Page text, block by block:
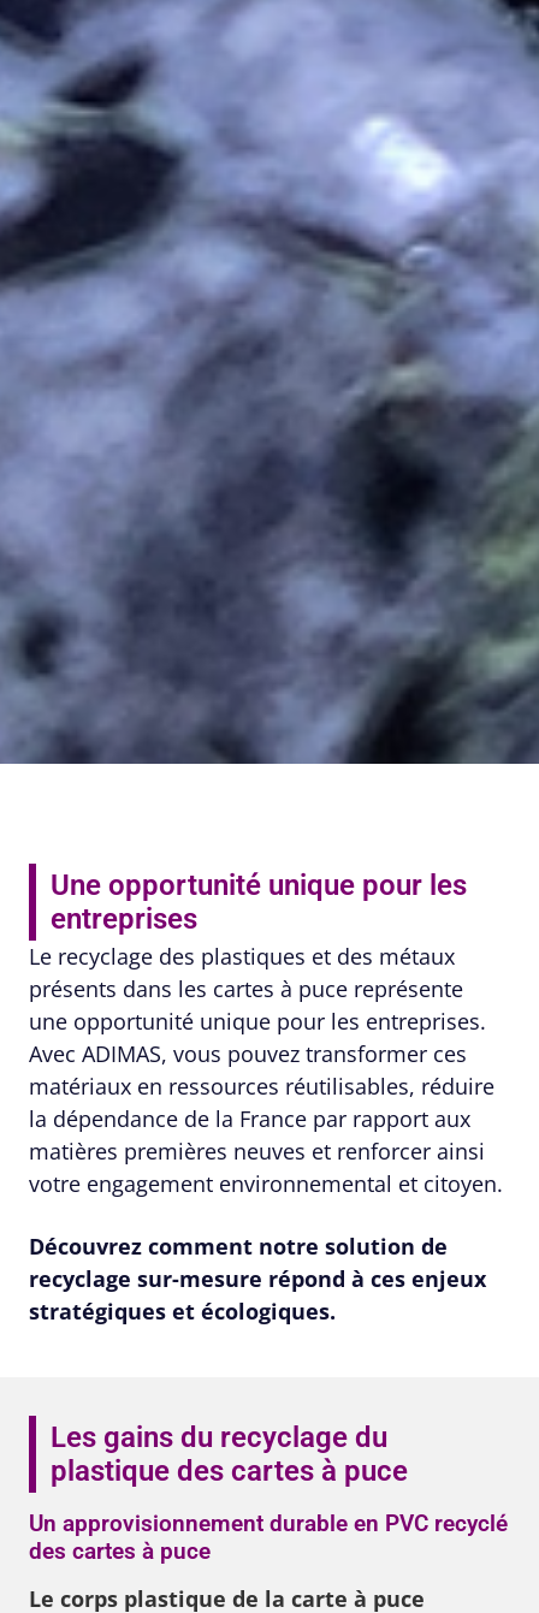
Une opportunité unique pour les
entreprises
Le recyclage des plastiques et des métaux
présents dans les cartes à puce représente
une opportunité unique pour les entreprises.
Avec ADIMAS, vous pouvez transformer ces
matériaux en ressources réutilisables, réduire
la dépendance de la France par rapport aux
matières premières neuves et renforcer ainsi
votre engagement environnemental et citoyen.
Découvrez comment notre solution de
recyclage sur-mesure répond à ces enjeux
stratégiques et écologiques.
Les gains du recyclage du
plastique des cartes à puce
Un approvisionnement durable en PVC recyclé
des cartes à puce
Le corps plastique de la carte à puce